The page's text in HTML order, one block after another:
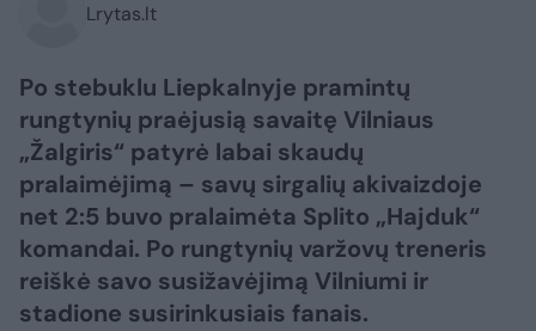
Lrytas.lt
Po stebuklu Liepkalnyje pramintų
rungtynių praėjusią savaitę Vilniaus
„Žalgiris“ patyrė labai skaudų
pralaimėjimą – savų sirgalių akivaizdoje
net 2:5 buvo pralaimėta Splito „Hajduk“
komandai. Po rungtynių varžovų treneris
reiškė savo susižavėjimą Vilniumi ir
stadione susirinkusiais fanais.